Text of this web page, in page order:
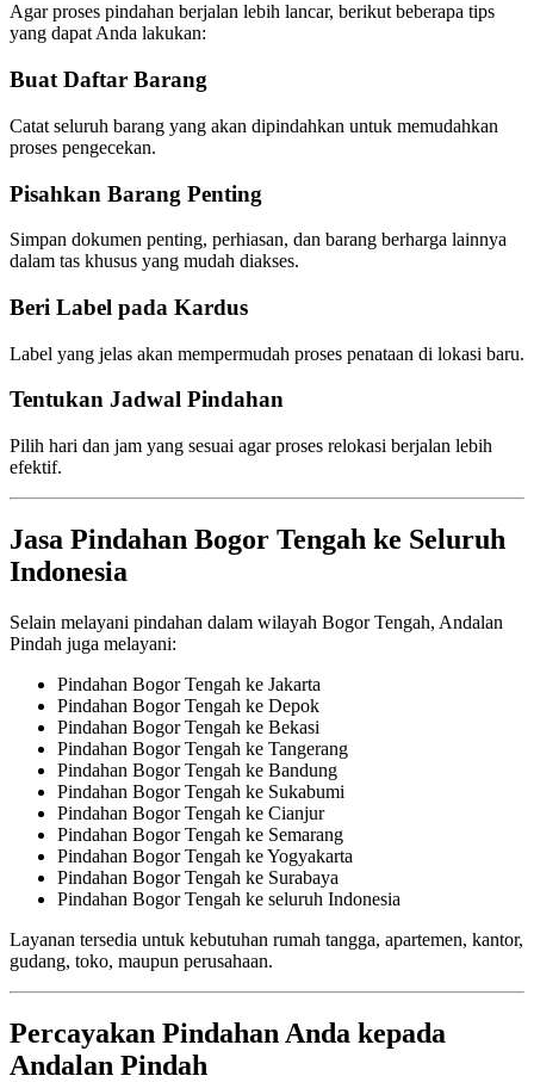
Agar proses pindahan berjalan lebih lancar, berikut beberapa tips
yang dapat Anda lakukan:
Buat Daftar Barang
Catat seluruh barang yang akan dipindahkan untuk memudahkan
proses pengecekan.
Pisahkan Barang Penting
Simpan dokumen penting, perhiasan, dan barang berharga lainnya
dalam tas khusus yang mudah diakses.
Beri Label pada Kardus
Label yang jelas akan mempermudah proses penataan di lokasi baru.
Tentukan Jadwal Pindahan
Pilih hari dan jam yang sesuai agar proses relokasi berjalan lebih
efektif.
Jasa Pindahan Bogor Tengah ke Seluruh
Indonesia
Selain melayani pindahan dalam wilayah Bogor Tengah, Andalan
Pindah juga melayani:
Pindahan Bogor Tengah ke Jakarta
Pindahan Bogor Tengah ke Depok
Pindahan Bogor Tengah ke Bekasi
Pindahan Bogor Tengah ke Tangerang
Pindahan Bogor Tengah ke Bandung
Pindahan Bogor Tengah ke Sukabumi
Pindahan Bogor Tengah ke Cianjur
Pindahan Bogor Tengah ke Semarang
Pindahan Bogor Tengah ke Yogyakarta
Pindahan Bogor Tengah ke Surabaya
Pindahan Bogor Tengah ke seluruh Indonesia
Layanan tersedia untuk kebutuhan rumah tangga, apartemen, kantor,
gudang, toko, maupun perusahaan.
Percayakan Pindahan Anda kepada
Andalan Pindah